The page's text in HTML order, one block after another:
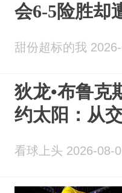
会6-5险胜却
甜份超标的我
狄龙•布鲁克
约太阳：从
看球上头 2026-08-